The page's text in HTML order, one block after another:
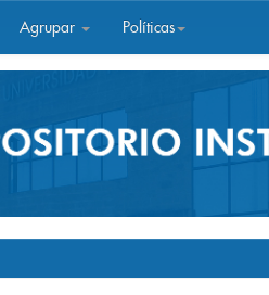
Agrupar Políticas